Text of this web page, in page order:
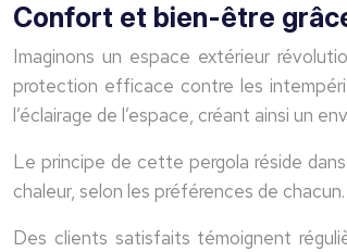
Confort et bien-être
Imaginons un espace extérieur
protection efficace contre les
l’éclairage de l’espace, créant ainsi un
Le principe de cette pergola réside
chaleur, selon les préférences de
Des clients satisfaits témoignent